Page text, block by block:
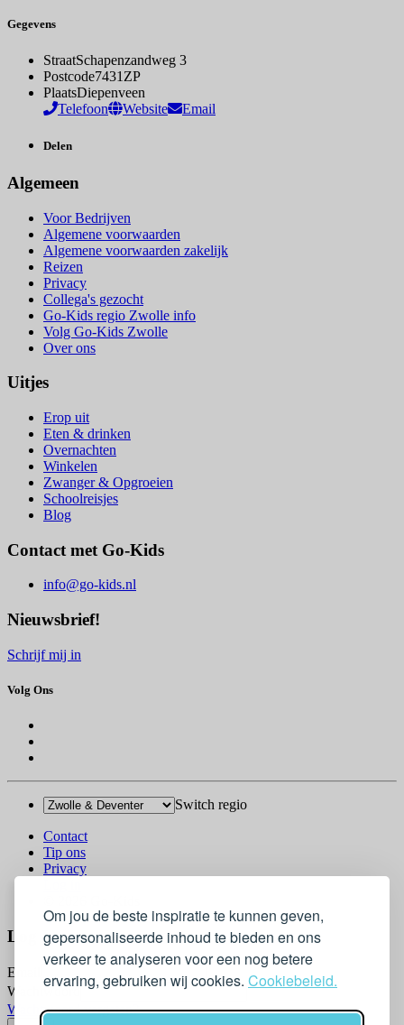
Om jou de beste inspiratie te kunnen geven,
gepersonaliseerde inhoud te bieden en ons
verkeer te analyseren voor een nog betere
ervaring, gebruiken wij cookies. Cookiebeleid.
Gegevens
StraatSchapenzandweg 3
Postcode7431ZP
PlaatsDiepenveen
Telefoon
Website Email
Delen
Algemeen
Voor Bedrijven
Algemene voorwaarden
Algemene voorwaarden zakelijk
Reizen
Privacy
Collega's gezocht
Go-Kids regio Zwolle info
Volg Go-Kids Zwolle
Over ons
Uitjes
Erop uit
Eten & drinken
Overnachten
Winkelen
Zwanger & Opgroeien
Schoolreisjes
Blog
Contact met Go-Kids
info@go-kids.nl
Nieuwsbrief!
Schrijf mij in
Volg Ons
Switch regio
Contact
Tip ons
Privacy
Log In
Email
Wachtwoord
Wachtwoord vergeten?